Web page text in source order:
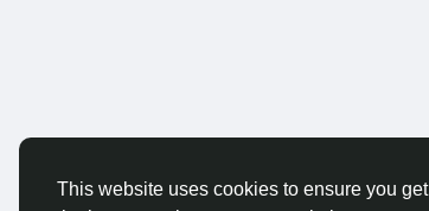
This website uses cookies to ensure you get